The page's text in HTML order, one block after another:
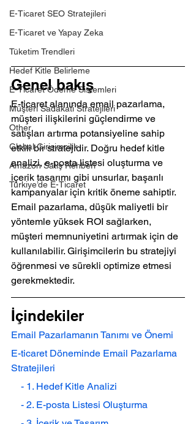
E-Ticaret SEO Stratejileri
E-Ticaret ve Yapay Zeka
Tüketim Trendleri
Hedef Kitle Belirleme
E-Ticaret Ödeme Sistemleri
Müşteri Sadakati Stratejileri
Other
Global Girişimcilik
Amazon Satış Rehberi
Türkiye’de E-Ticaret
Genel bakış
E-ticaret alanında email pazarlama,
müşteri ilişkilerini güçlendirme ve
satışları artırma potansiyeline sahip
etkili bir stratejidir. Doğru hedef kitle
analizi, e-posta listesi oluşturma ve
içerik tasarımı gibi unsurlar, başarılı
kampanyalar için kritik öneme sahiptir.
Email pazarlama, düşük maliyetli bir
yöntemle yüksek ROI sağlarken,
müşteri memnuniyetini artırmak için de
kullanılabilir. Girişimcilerin bu stratejiyi
öğrenmesi ve sürekli optimize etmesi
gerekmektedir.
İçindekiler
Email Pazarlamanın Tanımı ve Önemi
E-ticaret Döneminde Email Pazarlama
Stratejileri
    - 1. Hedef Kitle Analizi
    - 2. E-posta Listesi Oluşturma